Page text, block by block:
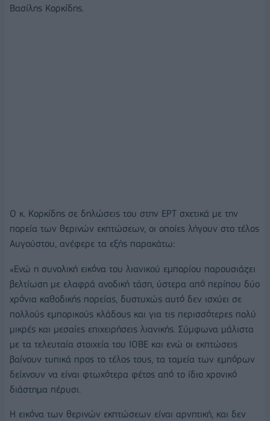
Βασίλης Κορκίδης.
Ο κ. Κορκίδης σε δηλώσεις του στην ΕΡΤ σχετικά με την
πορεία των θερινών εκπτώσεων, οι οποίες λήγουν στο τέλος
Αυγούστου, ανέφερε τα εξής παρακάτω:
«Ενώ η συνολική εικόνα του λιανικού εμπορίου παρουσιάζει
βελτίωση με ελαφρά ανοδική τάση, ύστερα από περίπου δύο
χρόνια καθοδικής πορείας, δυστυχώς αυτό δεν ισχύει σε
πολλούς εμπορικούς κλάδους και για τις περισσότερες πολύ
μικρές και μεσαίες επιχειρήσεις λιανικής. Σύμφωνα μάλιστα
με τα τελευταία στοιχεία του ΙΟΒΕ και ενώ οι εκπτώσεις
βαίνουν τυπικά προς το τέλος τους, τα ταμεία των εμπόρων
δείχνουν να είναι φτωχότερα φέτος από το ίδιο χρονικό
διάστημα πέρυσι.
Η εικόνα των θερινών εκπτώσεων είναι αρνητική, και δεν